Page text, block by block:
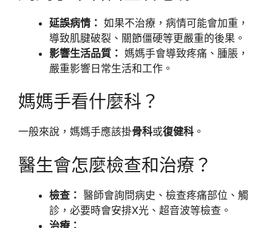
延誤病情： 如果不治療，病情可能會加重，
導致肌腱破裂、關節僵硬等更嚴重的後果。
影響生活品質： 媽媽手會導致疼痛、腫脹，
嚴重影響日常生活和工作。
媽媽手看什麼科？
一般來說，媽媽手應該掛骨科或復健科 。
醫生會怎麼檢查和治療？
檢查： 醫師會詢問病史、檢查疼痛部位、觸
診，必要時會安排X光、超音波等檢查。
治療：